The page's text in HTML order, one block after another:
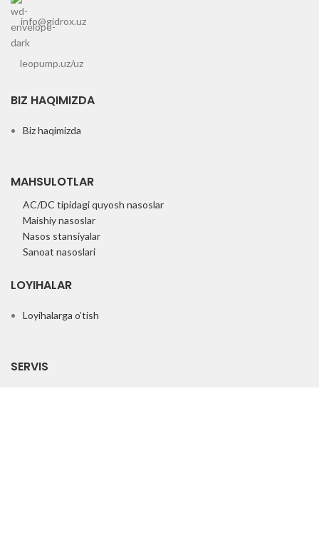
info@gidrox.uz
leopump.uz/uz
BIZ HAQIMIZDA
Biz haqimizda
MAHSULOTLAR
AC/DC tipidagi quyosh nasoslar
Maishiy nasoslar
Nasos stansiyalar
Sanoat nasoslari
LOYIHALAR
Loyihalarga o’tish
SERVIS